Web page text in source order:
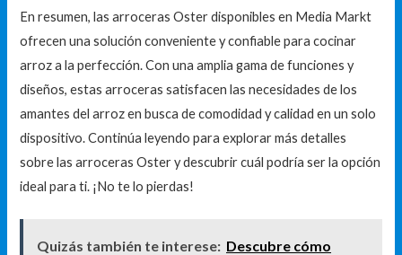
En resumen, las arroceras Oster disponibles en Media Markt
ofrecen una solución conveniente y confiable para cocinar
arroz a la perfección. Con una amplia gama de funciones y
diseños, estas arroceras satisfacen las necesidades de los
amantes del arroz en busca de comodidad y calidad en un solo
dispositivo. Continúa leyendo para explorar más detalles
sobre las arroceras Oster y descubrir cuál podría ser la opción
ideal para ti. ¡No te lo pierdas!
Quizás también te interese: Descubre cómo